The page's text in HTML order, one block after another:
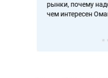
рынки, почему
чем интересен